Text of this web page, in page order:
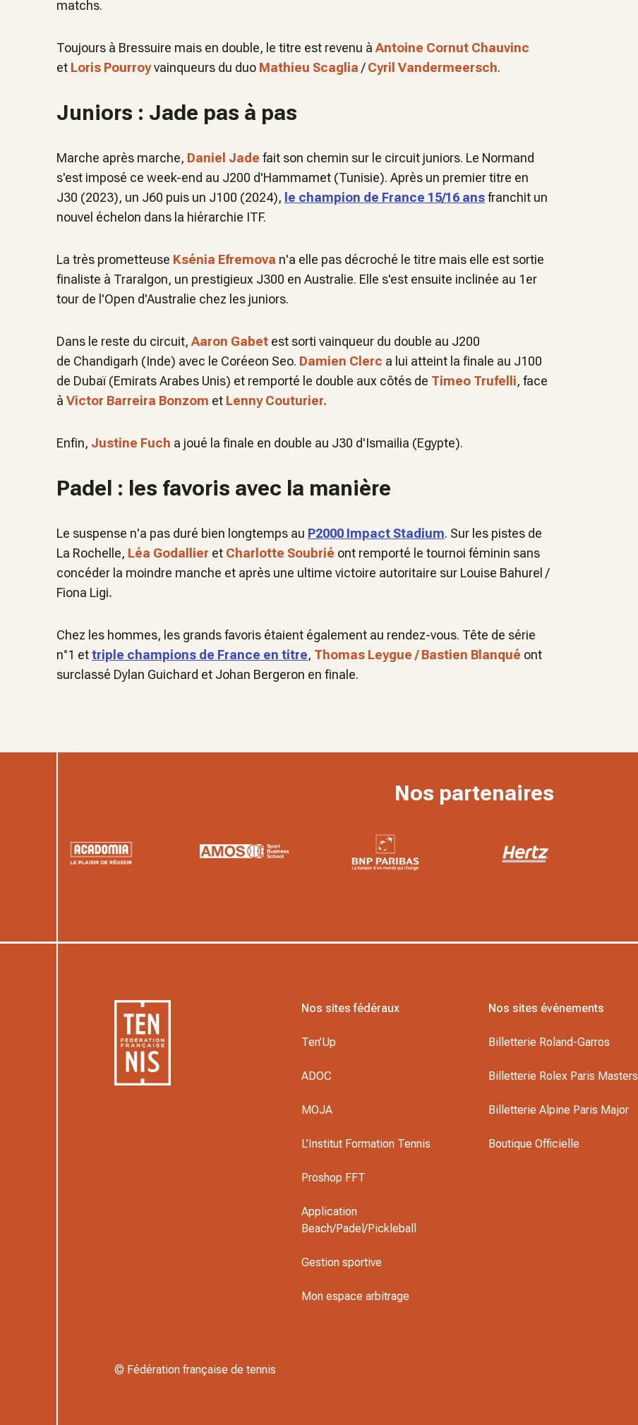
matchs.
Toujours à Bressuire mais en double, le titre est revenu à Antoine Cornut Chauvinc
et Loris Pourroyvainqueurs du duo Mathieu Scaglia /Cyril Vandermeersch.
Juniors : Jade pas à pas
Marche après marche, Daniel Jade fait son chemin sur le circuit juniors. Le Normand
s'est imposé ce week-end au J200 d'Hammamet (Tunisie). Après un premier titre en
J30 (2023), un J60 puis un J100 (2024), le champion de France 15/16 ansfranchit un
nouvel échelon dans la hiérarchie ITF.
La très prometteuse Ksénia Efremova n'a elle pas décroché le titre mais elle est sortie
finaliste à Traralgon, un prestigieux J300 en Australie. Elle s'est ensuite inclinée au 1er
tour de l'Open d'Australie chez les juniors.
Dans le reste du circuit, Aaron Gabet est sorti vainqueur du double au J200
de Chandigarh (Inde) avec le Coréeon Seo. Damien Clerc a lui atteint la finale au J100
de Dubaï (Emirats Arabes Unis) et remporté le double aux côtés de Timeo Trufelli, face
à Victor Barreira Bonzom et Lenny Couturier.
Enfin, Justine Fuch a joué la finale en double au J30 d'Ismailia (Egypte).
Padel : les favoris avec la manière
Le suspense n'a pas duré bien longtemps au P2000 Impact Stadium. Sur les pistes de
La Rochelle, Léa Godallier et Charlotte Soubrié ont remporté le tournoi féminin sans
concéder la moindre manche et après une ultime victoire autoritaire sur Louise Bahurel /
Fiona Ligi.
Chez les hommes, les grands favoris étaient également au rendez-vous. Tête de série
n°1 ettriple champions de France en titre, Thomas Leygue / Bastien Blanqué ont
surclassé Dylan Guichard et Johan Bergeron en finale.
Nos partenaires
Nos sites fédéraux
Ten’Up
ADOC
MOJA
L’Institut Formation Tennis
Proshop FFT
Application
Beach/Padel/Pickleball
Gestion sportive
Mon espace arbitrage
Nos sites événements
Billetterie Roland-Garros
Billetterie Rolex Paris Masters
Billetterie Alpine Paris Major
Boutique Officielle
© Fédération française de tennis